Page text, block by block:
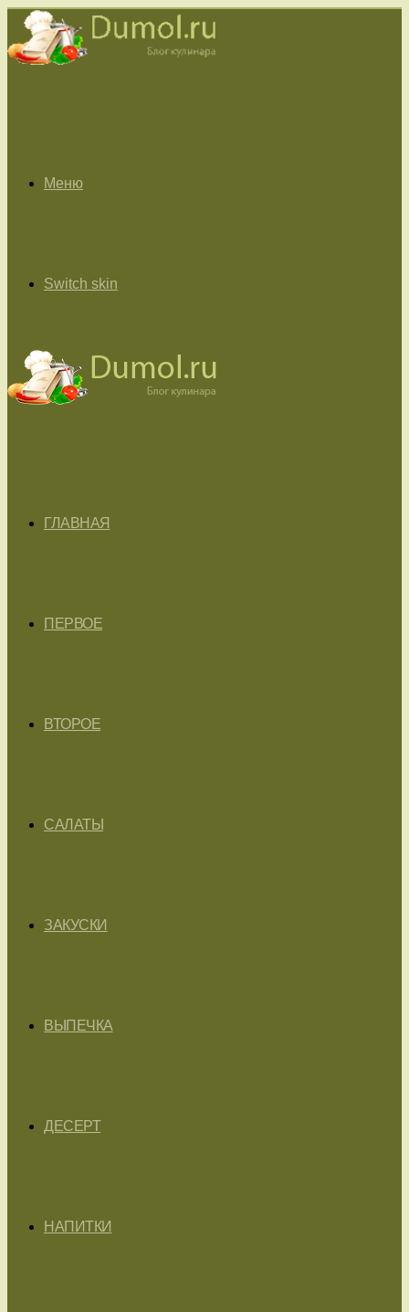
Меню
Switch skin
ГЛАВНАЯ
ПЕРВОЕ
ВТОРОЕ
САЛАТЫ
ЗАКУСКИ
ВЫПЕЧКА
ДЕСЕРТ
НАПИТКИ